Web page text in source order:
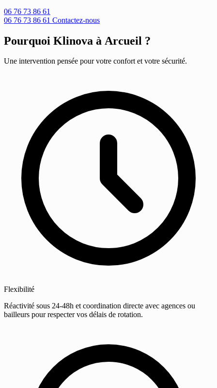
06 76 73 86 61
06 76 73 86 61 Contactez-nous
Pourquoi Klinova à Arcueil ?
Une intervention pensée pour votre confort et votre sécurité.
Flexibilité
Réactivité sous 24-48h et coordination directe avec agences ou
bailleurs pour respecter vos délais de rotation.